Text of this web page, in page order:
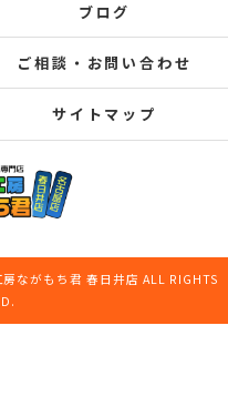
ブログ
ご相談・お問い合わせ
サイトマップ
ながもち君 春日井店 ALL RIGHTS